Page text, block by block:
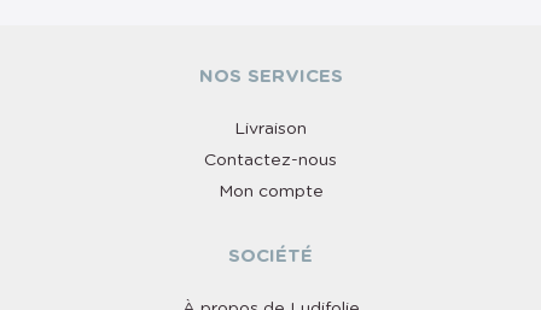
NOS SERVICES
Livraison
Contactez-nous
Mon compte
SOCIÉTÉ